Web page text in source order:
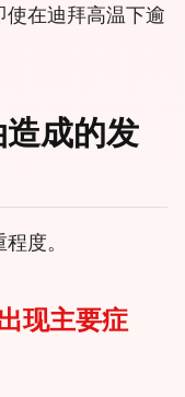
在迪拜高温下逾
成的发
度。
现主要症